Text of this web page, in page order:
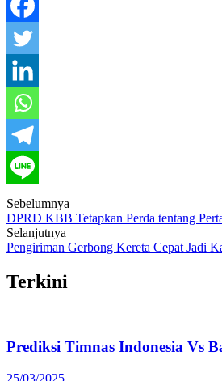
Post
navigation
Sebelumnya
DPRD KBB Tetapkan Perda tentang
Selanjutnya
Pengiriman Gerbong Kereta Cepat Jadi
Terkini
Prediksi Timnas Indonesia Vs
25/03/2025